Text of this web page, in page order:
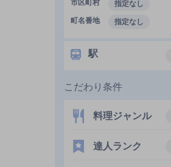
市区町村
指定なし
町名番地
指定なし
駅
こだわり条件
料理ジャンル
達人ランク